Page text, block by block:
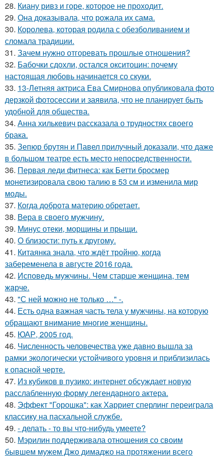
28. Киану ривз и горе, которое не проходит.
29. Она доказывала, что рожала их сама.
30. Королева, которая родила с обезболиванием и
сломала традиции.
31. Зачем нужно отгоревать прошлые отношения?
32. Бабочки сдохли, остался окситоцин: почему
настоящая любовь начинается со скуки.
33. 13-Летняя актриса Ева Смирнова опубликовала фото
дерзкой фотосессии и заявила, что не планирует быть
удобной для общества.
34. Анна хилькевич рассказала о трудностях своего
брака.
35. Зепюр брутян и Павел прилучный доказали, что даже
в большом театре есть место непосредственности.
36. Первая леди фитнеса: как Бетти бросмер
монетизировала свою талию в 53 см и изменила мир
моды.
37. Когда доброта материю обретает.
38. Вера в своего мужчину.
39. Минус отеки, морщины и прыщи.
40. О близости: путь к другому.
41. Китаянка знала, что ждёт тройню, когда
забеременела в августе 2016 года.
42. Исповедь мужчины. Чeм старше женщина, тем
жaрче.
43. "С ней можно не только …" -.
44. Есть одна важная часть тела у мужчины, на которую
обращают внимание многие женщины.
45. ЮАР, 2005 год.
46. Численность человечества уже давно вышла за
рамки экологически устойчивого уровня и приблизилась
к опасной черте.
47. Из кубиков в пузико: интернет обсуждает новую
расслабленную форму легендарного актера.
48. Эффект "Горошка": как Харриет сперлинг переиграла
классику на пасхальной службе.
49. - делать - то вы что-нибудь умеете?
50. Мэрилин поддерживала отношения со своим
бывшем мужем Джо димаджо на протяжении всего